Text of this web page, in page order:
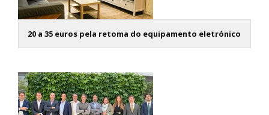
20 a 35 euros pela retoma do equipamento eletrónico